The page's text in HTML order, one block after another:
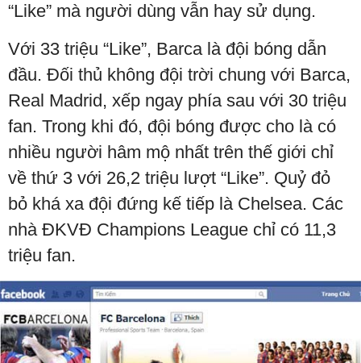
“Like” mà người dùng vẫn hay sử dụng.
Với 33 triệu “Like”, Barca là đội bóng dẫn
đầu. Đối thủ không đội trời chung với Barca,
Real Madrid, xếp ngay phía sau với 30 triệu
fan. Trong khi đó, đội bóng được cho là có
nhiều người hâm mộ nhất trên thế giới chỉ
về thứ 3 với 26,2 triệu lượt “Like”. Quỷ đỏ
bỏ khá xa đội đứng kế tiếp là Chelsea. Các
nhà ĐKVĐ Champions League chỉ có 11,3
triệu fan.